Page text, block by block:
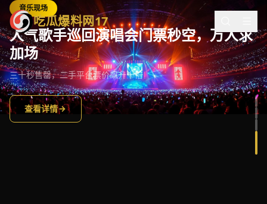
吃瓜爆料网17
吃瓜爆料网17 - 全网热门吃瓜事件实时爆料，娱乐圈八卦猛料
音乐现场
人气歌手巡回演唱会门票秒空，万人求
加场
三十秒售罄，二手平台票价飙升十倍
查看详情